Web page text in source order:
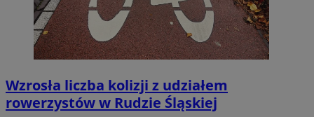
Wzrosła liczba kolizji z udziałem
rowerzystów w Rudzie Śląskiej